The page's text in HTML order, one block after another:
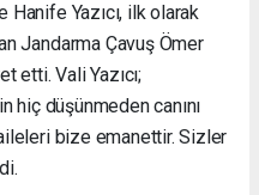
Hanife Yazıcı, ilk olarak
Jandarma Çavuş Ömer
etti. Vali Yazıcı;
hiç düşünmeden canını
bize emanettir. Sizler